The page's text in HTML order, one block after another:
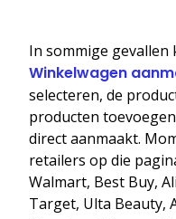
In sommige gevallen
Winkelwagen
selecteren, de
producten
direct aanmaakt.
retailers op die
Walmart, Best Buy,
Target, Ulta Beauty,